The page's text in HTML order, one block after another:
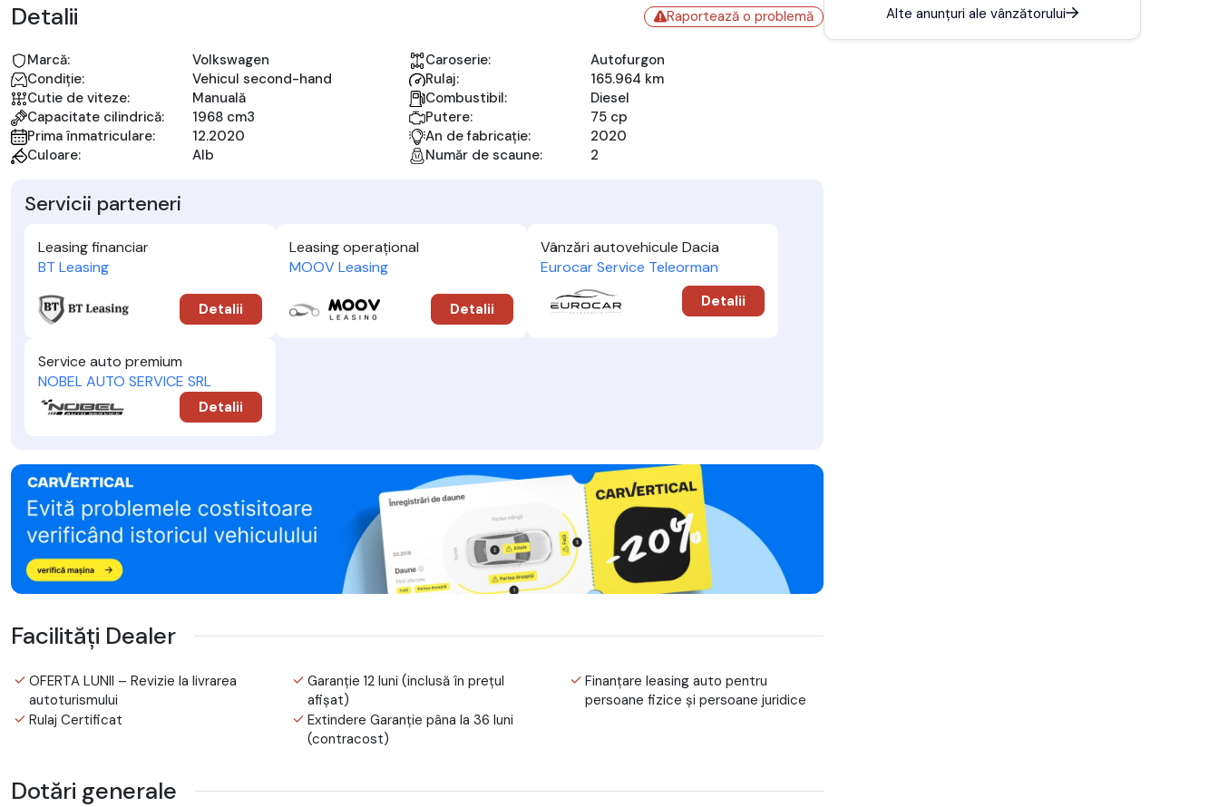
Detalii Raportează o problemă
Marcă: Volkswagen Caroserie:
Autofurgon
Condiție:
Vehicul second-hand Rulaj:
165.964 km
Cutie de viteze:
Manuală Combustibil:
Diesel
Capacitate cilindrică:
1968 cm3 Putere:
75 cp
Prima înmatriculare:
12.2020 An de fabricație:
2020
Culoare:
Alb Număr de scaune: 2
Servicii parteneri
Leasing financiar
BT Leasing
Detalii
Leasing operațional
MOOV Leasing
Detalii
Vânzări autovehicule Dacia
Eurocar Service Teleorman
Detalii
Service auto premium
NOBEL AUTO SERVICE SRL
Detalii
Facilități Dealer
OFERTA LUNII – Revizie la livrarea
autoturismului
Garanție 12 luni (inclusă în prețul
afișat)
Finanțare leasing auto pentru
persoane fizice și persoane juridice
Rulaj Certificat
Extindere Garanție pâna la 36 luni
(contracost)
Dotări generale
Alte anunțuri ale vânzătorului